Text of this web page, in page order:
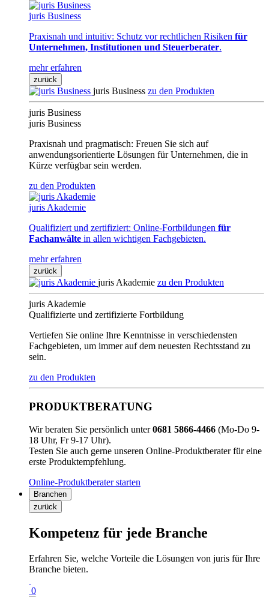
juris Business
Praxisnah und intuitiv: Schutz vor rechtlichen Risiken für
Unternehmen, Institutionen und Steuerberater.
mehr erfahren
zurück
juris Business zu den Produkten
juris Business
juris Business
Praxisnah und pragmatisch: Freuen Sie sich auf
anwendungsorientierte Lösungen für Unternehmen, die in
Kürze verfügbar sein werden.
zu den Produkten
juris Akademie
Qualifiziert und zertifiziert: Online-Fortbildungen für
Fachanwälte in allen wichtigen Fachgebieten.
mehr erfahren
zurück
juris Akademie zu den Produkten
juris Akademie
Qualifizierte und zertifizierte Fortbildung
Vertiefen Sie online Ihre Kenntnisse in verschiedensten
Fachgebieten, um immer auf dem neuesten Rechtsstand zu
sein.
zu den Produkten
PRODUKTBERATUNG
Wir beraten Sie persönlich unter0681 5866-4466 (Mo-Do 9-
18 Uhr, Fr 9-17 Uhr).
Testen Sie auch gerne unseren Online-Produktberater für eine
erste Produktempfehlung.
Online-Produktberater starten
Branchen
zurück
Kompetenz für jede Branche
Erfahren Sie, welche Vorteile die Lösungen von juris für Ihre
Branche bieten.
0